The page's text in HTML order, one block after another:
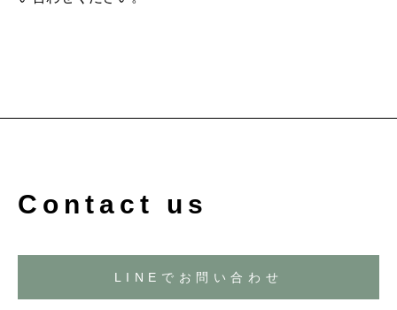
Contact us
LINEでお問い合わせ